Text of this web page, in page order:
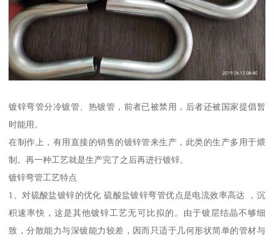
镀锌弯管分冷镀管、热镀管，前者已被禁用，后者还被国家提倡暂
时能用。
在制作上，有用直接的销售的镀锌管来生产，此类的生产多用于煨
制。再一种工艺就是生产完了之后再进行镀锌。
镀锌弯管工艺特点
1、对硫酸盐镀锌的优化 硫酸盐镀锌弯管优点是电流效率高达 ，沉
积速率快，这是其他镀锌工艺无可比拟的。由于镀层结晶不够细
致，分散能力与深镀能力较差，因而只适于几何形状简单的管材与